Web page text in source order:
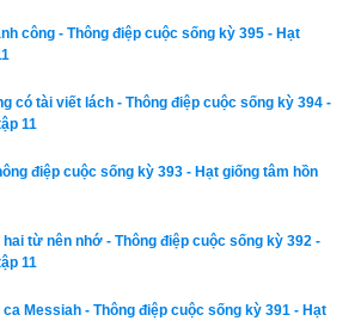
bà từng nghe, hay hỏi thăm công việc
làm tôi ngạc nhiên. Một lần nọ khi tôi đến
ghế xe lăn một cách phấn chấn và nói:
giờ đoán được bà đã làm gì vào sáng
tiếp tục: "À, sáng nay cậu của cháu đã rất
bà về một việc bà đã làm. Bà thậm chí
bà đón nhận sự tức giận của cậu ấy với
gửi trả lại với niềm vui". Mắt bà lấp lánh.
vị và cơn tức giận của cậu cháu đã tan
công - Thông điệp cuộc sống kỳ 395 - Hạt
có tài viết lách - Thông điệp cuộc sống kỳ 394 -
11
điệp cuộc sống kỳ 393 - Hạt giống tâm hồn
từ nên nhớ - Thông điệp cuộc sống kỳ 392 -
11
Messiah - Thông điệp cuộc sống kỳ 391 - Hạt